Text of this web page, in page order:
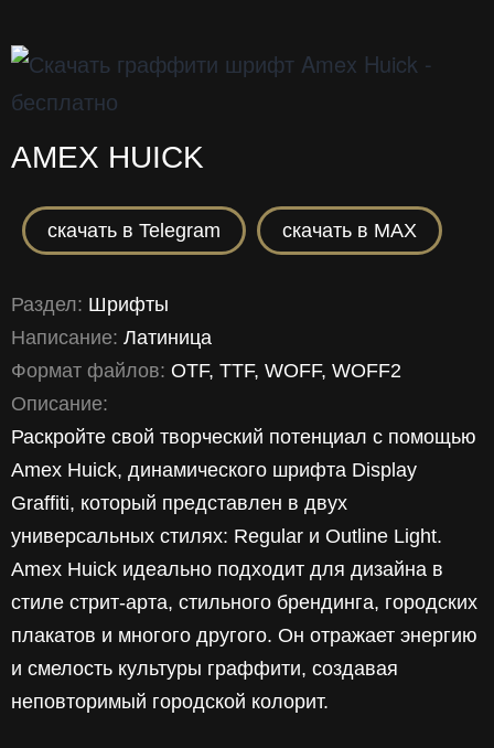
AMEX HUICK
скачать в Telegram скачать в MAX
Раздел: Шрифты
Написание: Латиница
Формат файлов: OTF, TTF, WOFF, WOFF2
Описание:
Раскройте свой творческий потенциал с помощью
Amex Huick, динамического шрифта Display
Graffiti, который представлен в двух
универсальных стилях: Regular и Outline Light.
Amex Huick идеально подходит для дизайна в
стиле стрит-арта, стильного брендинга, городских
плакатов и многого другого. Он отражает энергию
и смелость культуры граффити, создавая
неповторимый городской колорит.